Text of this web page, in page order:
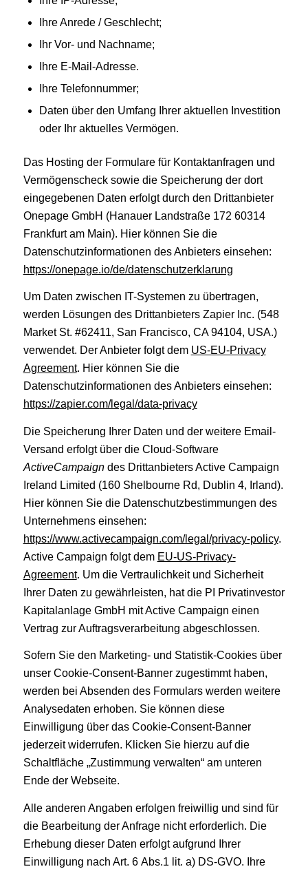
Ihre Anrede / Geschlecht;
Ihr Vor- und Nachname;
Ihre E-Mail-Adresse.
Ihre Telefonnummer;
Daten über den Umfang Ihrer aktuellen Investition
oder Ihr aktuelles Vermögen.
Das Hosting der Formulare für Kontaktanfragen und
Vermögenscheck sowie die Speicherung der dort
eingegebenen Daten erfolgt durch den Drittanbieter
Onepage GmbH (Hanauer Landstraße 172 60314
Frankfurt am Main). Hier können Sie die
Datenschutzinformationen des Anbieters einsehen:
https://onepage.io/de/datenschutzerklarung
Um Daten zwischen IT-Systemen zu übertragen,
werden Lösungen des Drittanbieters Zapier Inc. (548
Market St. #62411, San Francisco, CA 94104, USA.)
verwendet. Der Anbieter folgt dem US-EU-Privacy
Agreement. Hier können Sie die
Datenschutzinformationen des Anbieters einsehen:
https://zapier.com/legal/data-privacy
Die Speicherung Ihrer Daten und der weitere Email-
Versand erfolgt über die Cloud-Software
ActiveCampaigndes Drittanbieters Active Campaign
Ireland Limited (160 Shelbourne Rd, Dublin 4, Irland).
Hier können Sie die Datenschutzbestimmungen des
Unternehmens einsehen:
https://www.activecampaign.com/legal/privacy-policy.
Active Campaign folgt dem EU-US-Privacy-
Agreement. Um die Vertraulichkeit und Sicherheit
Ihrer Daten zu gewährleisten, hat die PI Privatinvestor
Kapitalanlage GmbH mit Active Campaign einen
Vertrag zur Auftragsverarbeitung abgeschlossen.
Sofern Sie den Marketing- und Statistik-Cookies über
unser Cookie-Consent-Banner zugestimmt haben,
werden bei Absenden des Formulars werden weitere
Analysedaten erhoben. Sie können diese
Einwilligung über das Cookie-Consent-Banner
jederzeit widerrufen. Klicken Sie hierzu auf die
Schaltfläche „Zustimmung verwalten“ am unteren
Ende der Webseite.
Alle anderen Angaben erfolgen freiwillig und sind für
die Bearbeitung der Anfrage nicht erforderlich. Die
Erhebung dieser Daten erfolgt aufgrund Ihrer
Einwilligung nach Art. 6 Abs.1 lit. a) DS-GVO. Ihre